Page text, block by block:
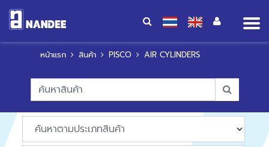
หน้าแรก สินค้า PISCO AIR CYLINDERS